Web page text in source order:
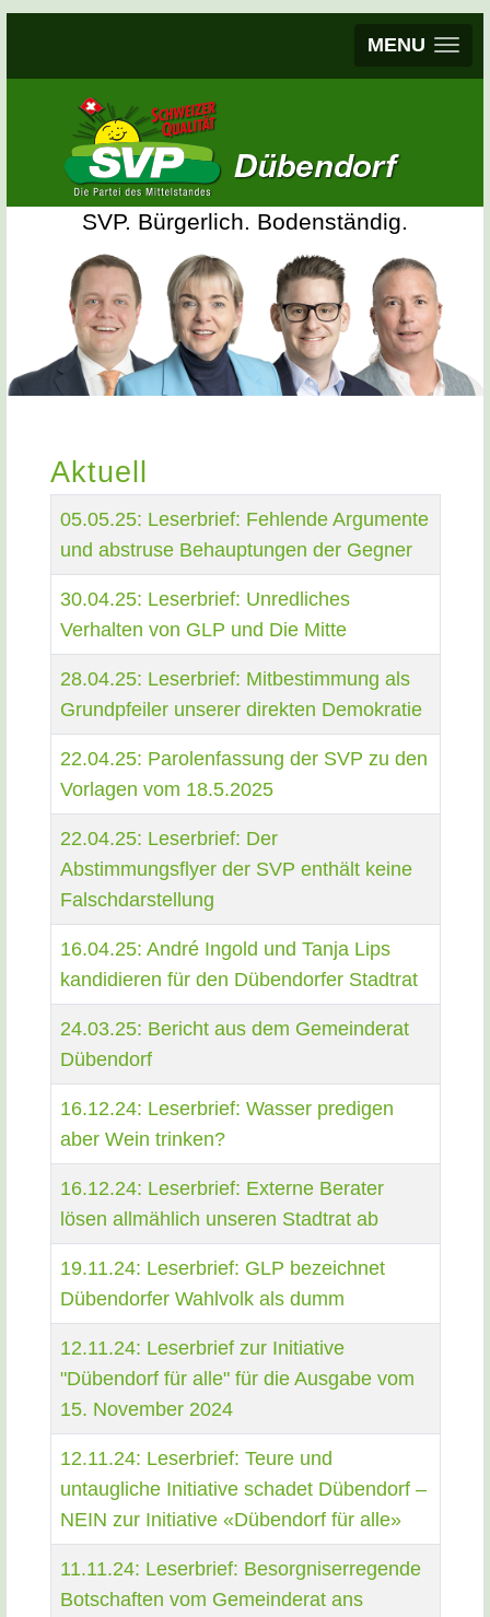
MENU
SVP. Bürgerlich. Bodenständig.
Aktuell
Beiträge
Titel
05.05.25: Leserbrief: Fehlende Argumente
und abstruse Behauptungen der Gegner
30.04.25: Leserbrief: Unredliches
Verhalten von GLP und Die Mitte
28.04.25: Leserbrief: Mitbestimmung als
Grundpfeiler unserer direkten Demokratie
22.04.25: Parolenfassung der SVP zu den
Vorlagen vom 18.5.2025
22.04.25: Leserbrief: Der
Abstimmungsflyer der SVP enthält keine
Falschdarstellung
16.04.25: André Ingold und Tanja Lips
kandidieren für den Dübendorfer Stadtrat
24.03.25: Bericht aus dem Gemeinderat
Dübendorf
16.12.24: Leserbrief: Wasser predigen
aber Wein trinken?
16.12.24: Leserbrief: Externe Berater
lösen allmählich unseren Stadtrat ab
19.11.24: Leserbrief: GLP bezeichnet
Dübendorfer Wahlvolk als dumm
12.11.24: Leserbrief zur Initiative
"Dübendorf für alle" für die Ausgabe vom
15. November 2024
12.11.24: Leserbrief: Teure und
untaugliche Initiative schadet Dübendorf –
NEIN zur Initiative «Dübendorf für alle»
11.11.24: Leserbrief: Besorgniserregende
Botschaften vom Gemeinderat ans